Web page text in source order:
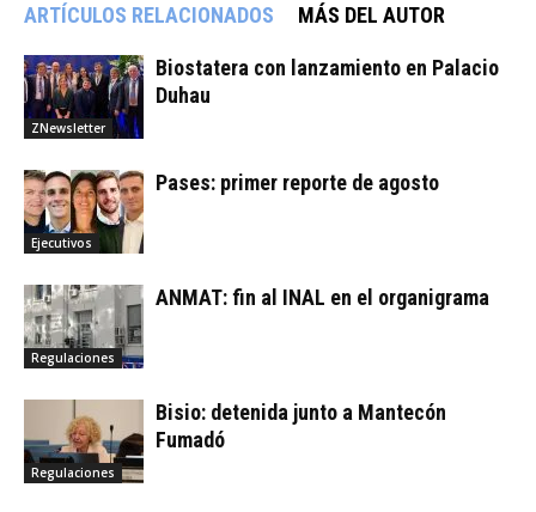
ARTÍCULOS RELACIONADOS MÁS DEL AUTOR
ZNewsletter
Biostatera con lanzamiento en Palacio
Duhau
Ejecutivos
Pases: primer reporte de agosto
Regulaciones
ANMAT: fin al INAL en el organigrama
Regulaciones
Bisio: detenida junto a Mantecón
Fumadó